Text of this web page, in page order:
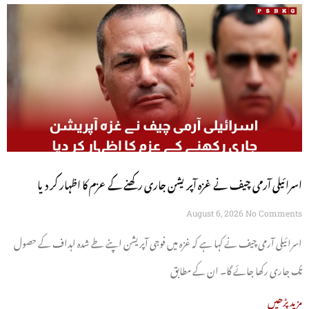
اسرائیلی آرمی چیف نے غزہ آپریشن جاری رکھنے کے عزم کا اظہار کر دیا
August 6, 2026 No Comments
اسرائیلی آرمی چیف نے کہا ہے کہ غزہ میں فوجی آپریشن اپنے طے شدہ اہداف کے حصول
تک جاری رکھا جائے گا۔ ان کے مطابق
مزید پڑھیں